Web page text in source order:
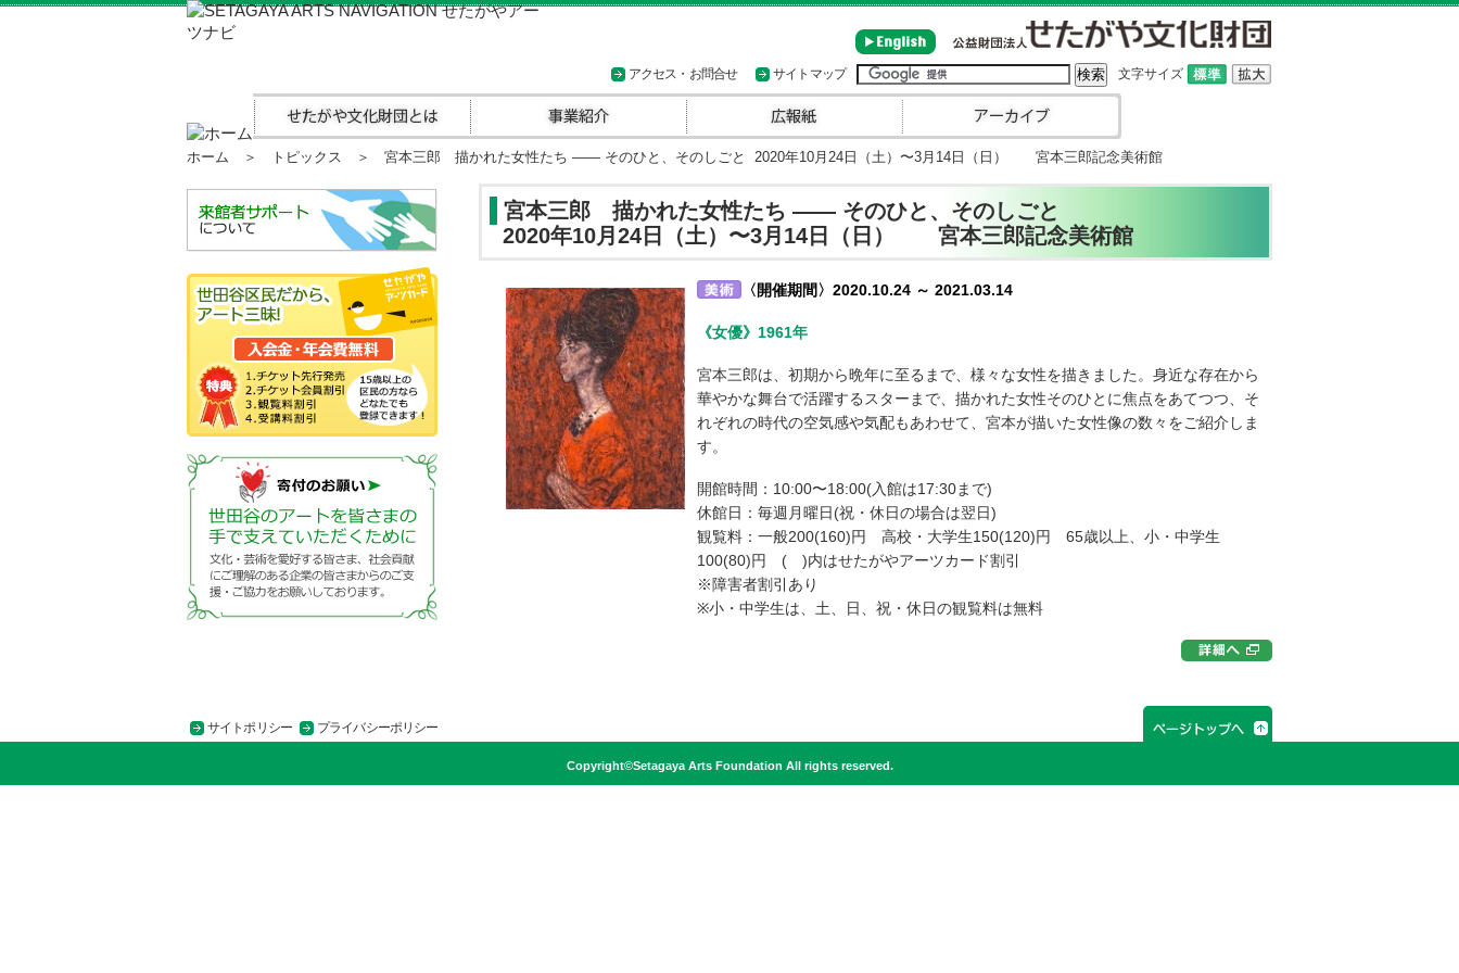
文字サイズ
アクセス・お問合せ サイトマップ
ホーム ＞ トピックス ＞ 宮本三郎 描かれた女性たち ―― そのひと、そのしごと 2020年10月24日（土）〜3月14日（日） 宮本三郎記念美術館
宮本三郎 描かれた女性たち ―― そのひと、そのしごと
2020年10月24日（土）〜3月14日（日） 宮本三郎記念美術館
〈開催期間〉2020.10.24 ～ 2021.03.14
《女優》1961年
宮本三郎は、初期から晩年に至るまで、様々な女性を描きました。身近な存在から
華やかな舞台で活躍するスターまで、描かれた女性そのひとに焦点をあてつつ、そ
れぞれの時代の空気感や気配もあわせて、宮本が描いた女性像の数々をご紹介しま
す。
開館時間：10:00〜18:00(入館は17:30まで)
休館日：毎週月曜日(祝・休日の場合は翌日)
観覧料：一般200(160)円 高校・大学生150(120)円 65歳以上、小・中学生
100(80)円 ( )内はせたがやアーツカード割引
※障害者割引あり
※小・中学生は、土、日、祝・休日の観覧料は無料
サイトポリシー プライバシーポリシー
Copyright©Setagaya Arts Foundation All rights reserved.